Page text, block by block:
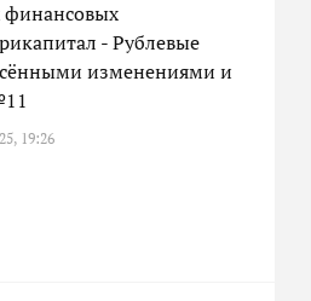
- Рублевые
изменениями и
19:26